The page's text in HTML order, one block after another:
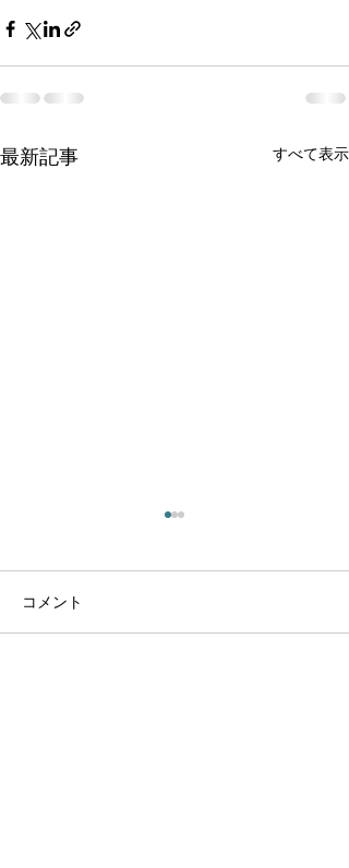
最新記事 すべて表示
コメント